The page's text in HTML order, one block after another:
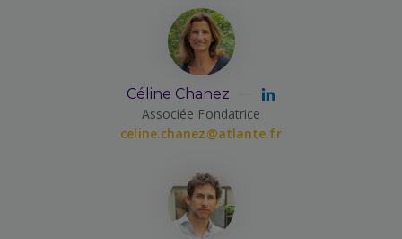
Céline Chanez
Associée Fondatrice
celine.chanez@atlante.fr